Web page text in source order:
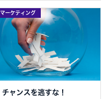
マーケティング
チャンスを逃すな！